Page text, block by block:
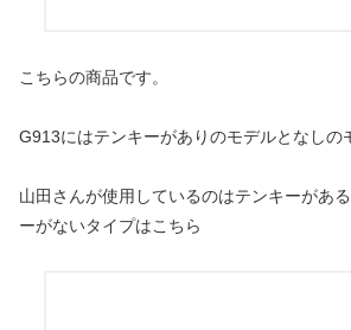
こちらの商品です。
G913にはテンキーがありのモデルとなしの
山田さんが使用しているのはテンキーがあ
ーがないタイプはこちら